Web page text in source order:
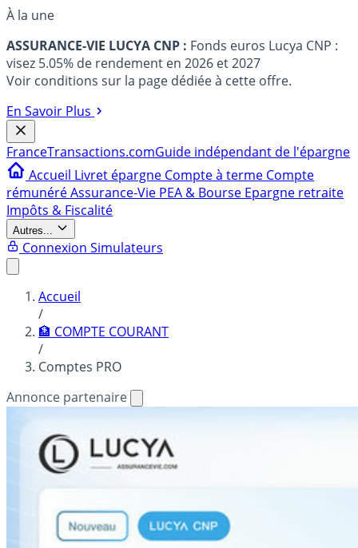
À la une
ASSURANCE-VIE LUCYA CNP : Fonds euros Lucya CNP :
visez 5.05% de rendement en 2026 et 2027
Voir conditions sur la page dédiée à cette offre.
En Savoir Plus
FranceTransactions.comGuide indépendant de l'épargne
Accueil Livret épargne Compte à terme Compte
rémunéréAssurance-Vie PEA & Bourse Epargne retraite
Impôts & Fiscalité
Autres...
Connexion Simulateurs
Accueil
/
🏦 COMPTE COURANT
/
Comptes PRO
Annonce partenaire